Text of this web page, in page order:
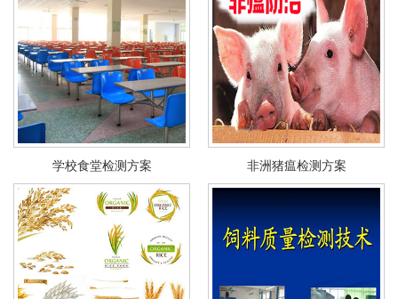
学校食堂检测方案 非洲猪瘟检测方案